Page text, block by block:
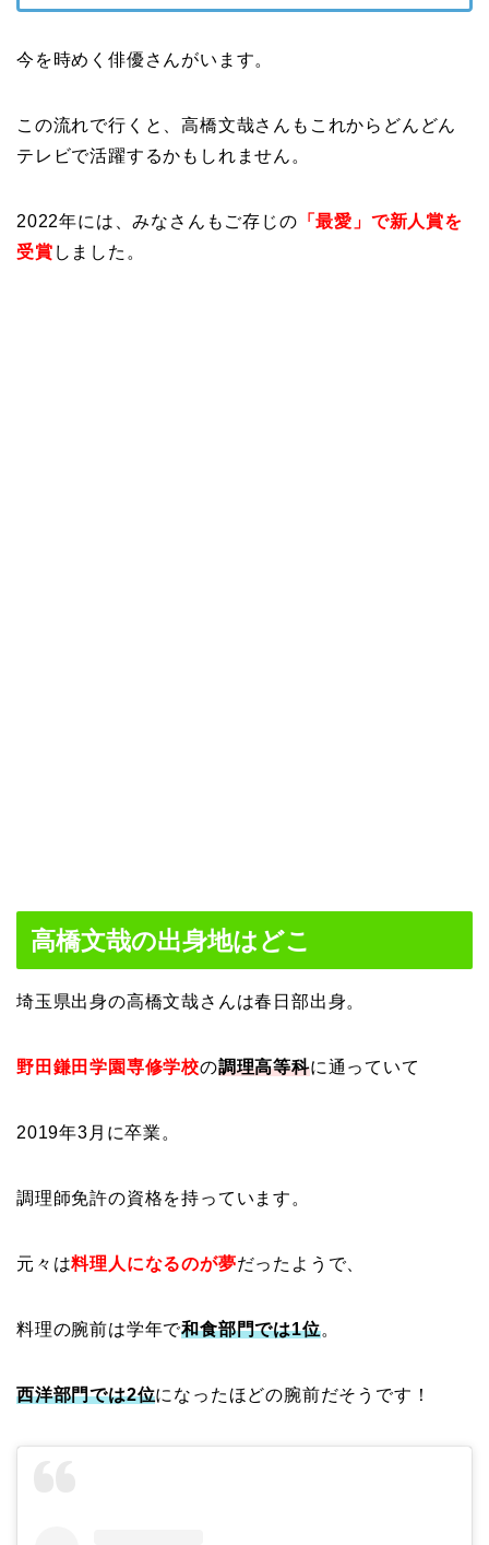
今を時めく俳優さんがいます。
この流れで行くと、高橋文哉さんもこれからどんどん
テレビで活躍するかもしれません。
2022年には、みなさんもご存じの 「最愛」で新人賞を
受賞 しました。
高橋文哉の出身地はどこ
埼玉県出身の高橋文哉さんは春日部出身。
野田鎌田学園専修学校の調理高等科に通っていて
2019年3月に卒業。
調理師免許の資格を持っています。
元々は料理人になるのが夢だったようで、
料理の腕前は学年で和食部門では1位。
西洋部門では2位になったほどの腕前だそうです！